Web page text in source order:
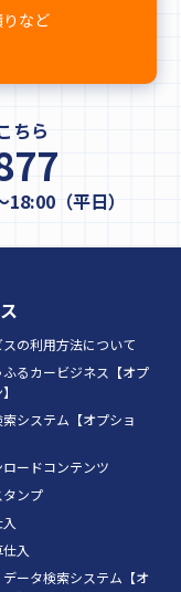
など
ちら
（平日）
の利用方法について
るカービジネス【オプ
システム【オプショ
ロードコンテンツ
タンプ
入
データ検索システム【オ